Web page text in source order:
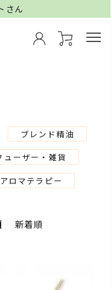
さん
ブレンド精油
ューザー・雑貨
アロマテラピー
新着順